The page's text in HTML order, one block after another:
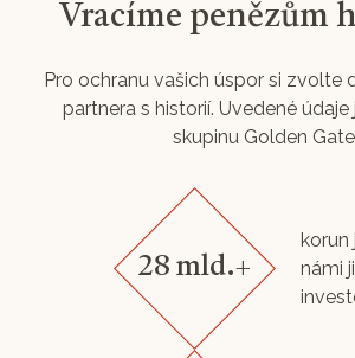
Vracíme penězům
Pro ochranu vašich úspor si zvolte
partnera s historií. Uvedené
skupinu Golden
28 mld.+
korun
námi